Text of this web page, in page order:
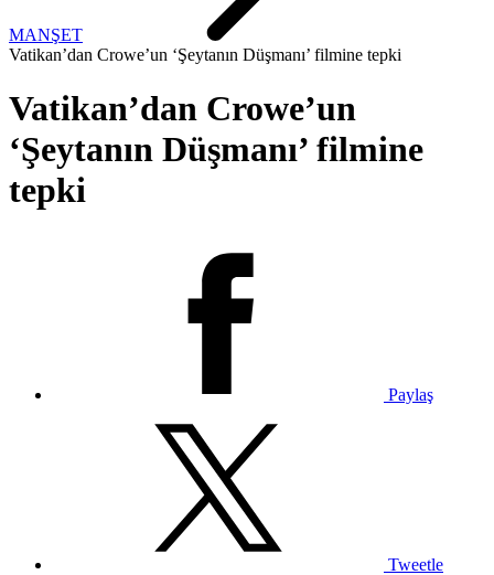
MANŞET
Vatikan’dan Crowe’un ‘Şeytanın Düşmanı’ filmine tepki
Vatikan’dan Crowe’un
‘Şeytanın Düşmanı’ filmine
tepki
Paylaş
Tweetle